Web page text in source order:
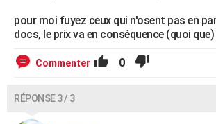
pour moi fuyez ceux qui n'osent pas en
docs, le prix va en conséquence (quoi que)
Commenter 0
RÉPONSE 3 / 3